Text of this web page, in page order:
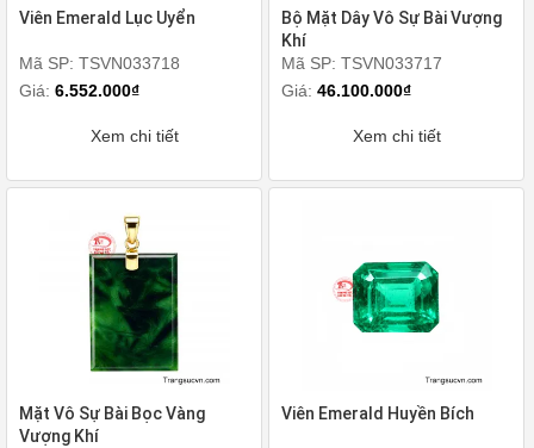
Viên Emerald Lục Uyển
Mã SP: TSVN033718
Giá: 6.552.000₫
Xem chi tiết
Bộ Mặt Dây Vô Sự Bài Vượng
Khí
Mã SP: TSVN033717
Giá:46.100.000₫
Xem chi tiết
Mặt Vô Sự Bài Bọc Vàng
Vượng Khí
Viên Emerald Huyền Bích